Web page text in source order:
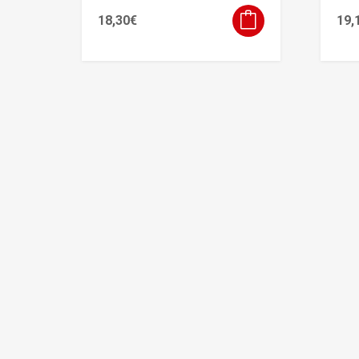
18,30€